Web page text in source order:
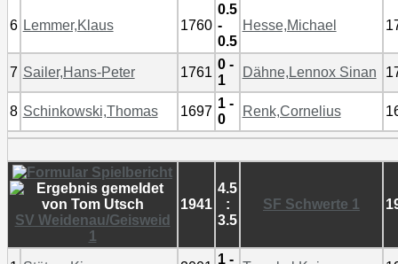
6 Lemmer,Klaus 1760
0.5
-
0.5
Hesse,Michael
7 Sailer,Hans-Peter 1761
0 -
1
Dähne,Lennox Sinan
8 Schinkowski,Thomas 1697
1 -
0
Renk,Cornelius
SV Weidenau/Geisweid
1
1941
4.5
:
3.5
SF Schwerte 1
1 -